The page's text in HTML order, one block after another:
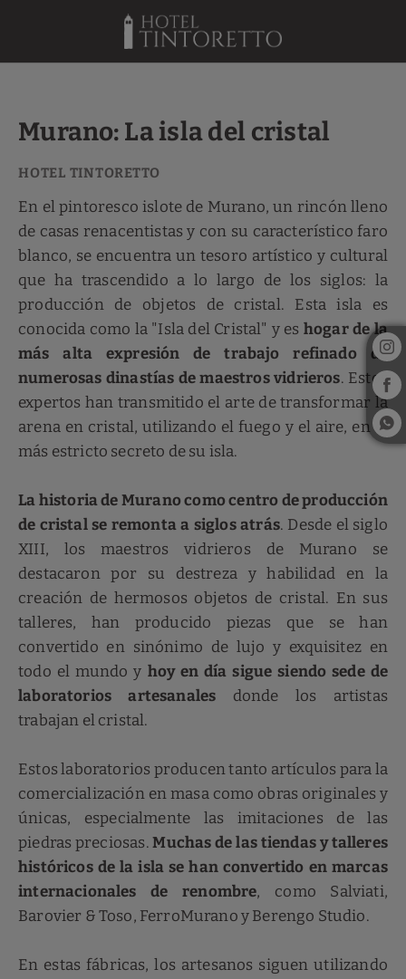
Murano: La isla del cristal
En el pintoresco islote de Murano, un rincón lleno
de casas renacentistas y con su característico faro
blanco, se encuentra un tesoro artístico y cultural
que ha trascendido a lo largo de los siglos: la
producción de objetos de cristal. Esta isla es
conocida como la "Isla del Cristal" y es hogar de la
más alta expresión de trabajo refinado de
numerosas dinastías de maestros vidrieros. Estos
expertos han transmitido el arte de transformar la
arena en cristal, utilizando el fuego y el aire, en el
más estricto secreto de su isla.
La historia de Murano como centro de producción
de cristal se remonta a siglos atrás. Desde el siglo
XIII, los maestros vidrieros de Murano se
destacaron por su destreza y habilidad en la
creación de hermosos objetos de cristal. En sus
talleres, han producido piezas que se han
convertido en sinónimo de lujo y exquisitez en
todo el mundo y hoy en día sigue siendo sede de
laboratorios artesanales donde los artistas
trabajan el cristal.
Estos laboratorios producen tanto artículos para la
comercialización en masa como obras originales y
únicas, especialmente las imitaciones de las
piedras preciosas.Muchas de las tiendas y talleres
históricos de la isla se han convertido en marcas
internacionales de renombre, como Salviati,
Barovier & Toso, FerroMurano y Berengo Studio.
En estas fábricas, los artesanos siguen utilizando